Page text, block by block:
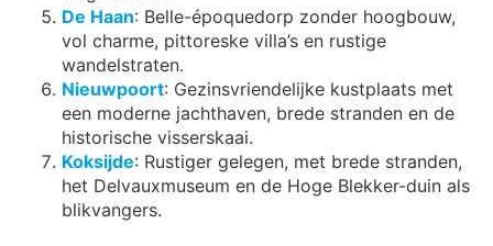
De Haan: Belle-époquedorp zonder hoogbouw,
vol charme, pittoreske villa’s en rustige
wandelstraten.
Nieuwpoort: Gezinsvriendelijke kustplaats met
een moderne jachthaven, brede stranden en de
historische visserskaai.
Koksijde: Rustiger gelegen, met brede stranden,
het Delvauxmuseum en de Hoge Blekker-duin als
blikvangers.